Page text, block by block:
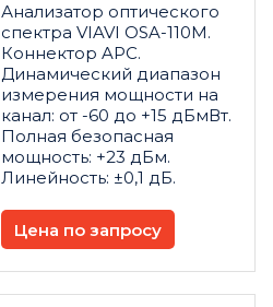
Анализатор оптического
спектра VIAVI OSA-110M.
Коннектор APC.
Динамический диапазон
измерения мощности на
канал: от -60 до +15 дБмВт.
Полная безопасная
мощность: +23 дБм.
Линейность: ±0,1 дБ.
Цена по запросу